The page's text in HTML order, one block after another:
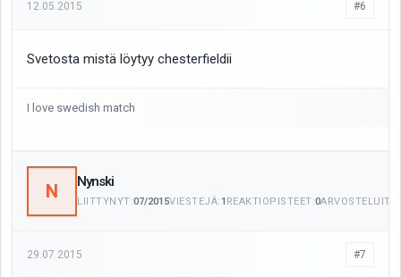
12.05.2015 #6
Svetosta mistä löytyy chesterfieldii
I love swedish match
N Nynski
LIITTYNYT:07/2015VIESTEJÄ:1 REAKTIOPISTEET:0ARVOSTELUITA:
29.07.2015 #7